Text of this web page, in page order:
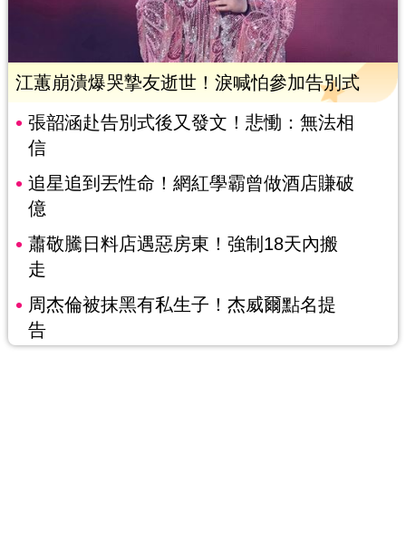
江蕙崩潰爆哭摯友逝世！淚喊怕參加告別式
張韶涵赴告別式後又發文！悲慟：無法相
信
追星追到丟性命！網紅學霸曾做酒店賺破
億
蕭敬騰日料店遇惡房東！強制18天內搬
走
周杰倫被抹黑有私生子！杰威爾點名提
告